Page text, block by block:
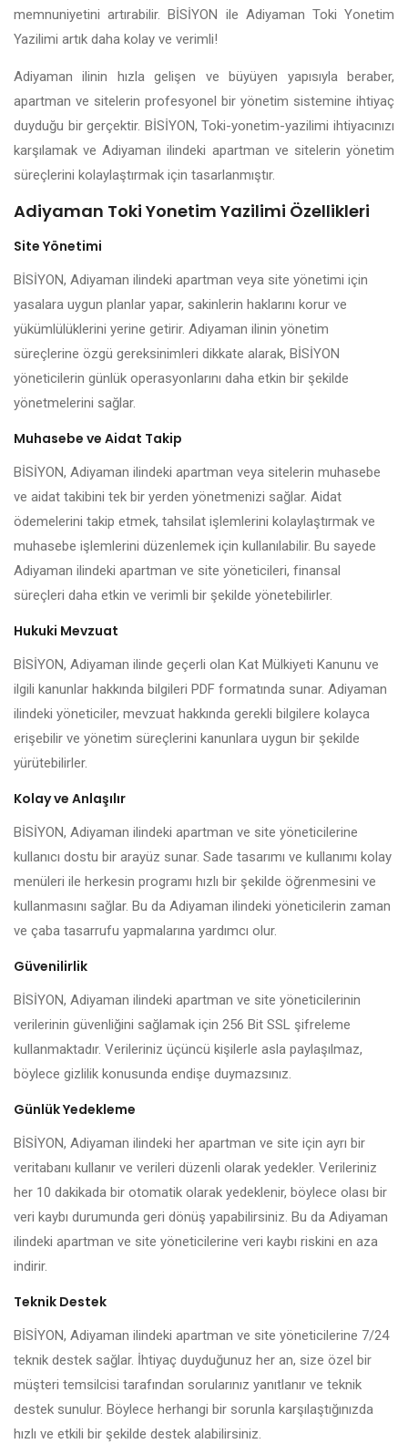
memnuniyetini artırabilir. BİSİYON ile Adiyaman Toki Yonetim
Yazilimi artık daha kolay ve verimli!
Adiyaman ilinin hızla gelişen ve büyüyen yapısıyla beraber,
apartman ve sitelerin profesyonel bir yönetim sistemine ihtiyaç
duyduğu bir gerçektir. BİSİYON, Toki-yonetim-yazilimi ihtiyacınızı
karşılamak ve Adiyaman ilindeki apartman ve sitelerin yönetim
süreçlerini kolaylaştırmak için tasarlanmıştır.
Adiyaman Toki Yonetim Yazilimi Özellikleri
Site Yönetimi
BİSİYON, Adiyaman ilindeki apartman veya site yönetimi için
yasalara uygun planlar yapar, sakinlerin haklarını korur ve
yükümlülüklerini yerine getirir. Adiyaman ilinin yönetim
süreçlerine özgü gereksinimleri dikkate alarak, BİSİYON
yöneticilerin günlük operasyonlarını daha etkin bir şekilde
yönetmelerini sağlar.
Muhasebe ve Aidat Takip
BİSİYON, Adiyaman ilindeki apartman veya sitelerin muhasebe
ve aidat takibini tek bir yerden yönetmenizi sağlar. Aidat
ödemelerini takip etmek, tahsilat işlemlerini kolaylaştırmak ve
muhasebe işlemlerini düzenlemek için kullanılabilir. Bu sayede
Adiyaman ilindeki apartman ve site yöneticileri, finansal
süreçleri daha etkin ve verimli bir şekilde yönetebilirler.
Hukuki Mevzuat
BİSİYON, Adiyaman ilinde geçerli olan Kat Mülkiyeti Kanunu ve
ilgili kanunlar hakkında bilgileri PDF formatında sunar. Adiyaman
ilindeki yöneticiler, mevzuat hakkında gerekli bilgilere kolayca
erişebilir ve yönetim süreçlerini kanunlara uygun bir şekilde
yürütebilirler.
Kolay ve Anlaşılır
BİSİYON, Adiyaman ilindeki apartman ve site yöneticilerine
kullanıcı dostu bir arayüz sunar. Sade tasarımı ve kullanımı kolay
menüleri ile herkesin programı hızlı bir şekilde öğrenmesini ve
kullanmasını sağlar. Bu da Adiyaman ilindeki yöneticilerin zaman
ve çaba tasarrufu yapmalarına yardımcı olur.
Güvenilirlik
BİSİYON, Adiyaman ilindeki apartman ve site yöneticilerinin
verilerinin güvenliğini sağlamak için 256 Bit SSL şifreleme
kullanmaktadır. Verileriniz üçüncü kişilerle asla paylaşılmaz,
böylece gizlilik konusunda endişe duymazsınız.
Günlük Yedekleme
BİSİYON, Adiyaman ilindeki her apartman ve site için ayrı bir
veritabanı kullanır ve verileri düzenli olarak yedekler. Verileriniz
her 10 dakikada bir otomatik olarak yedeklenir, böylece olası bir
veri kaybı durumunda geri dönüş yapabilirsiniz. Bu da Adiyaman
ilindeki apartman ve site yöneticilerine veri kaybı riskini en aza
indirir.
Teknik Destek
BİSİYON, Adiyaman ilindeki apartman ve site yöneticilerine 7/24
teknik destek sağlar. İhtiyaç duyduğunuz her an, size özel bir
müşteri temsilcisi tarafından sorularınız yanıtlanır ve teknik
destek sunulur. Böylece herhangi bir sorunla karşılaştığınızda
hızlı ve etkili bir şekilde destek alabilirsiniz.